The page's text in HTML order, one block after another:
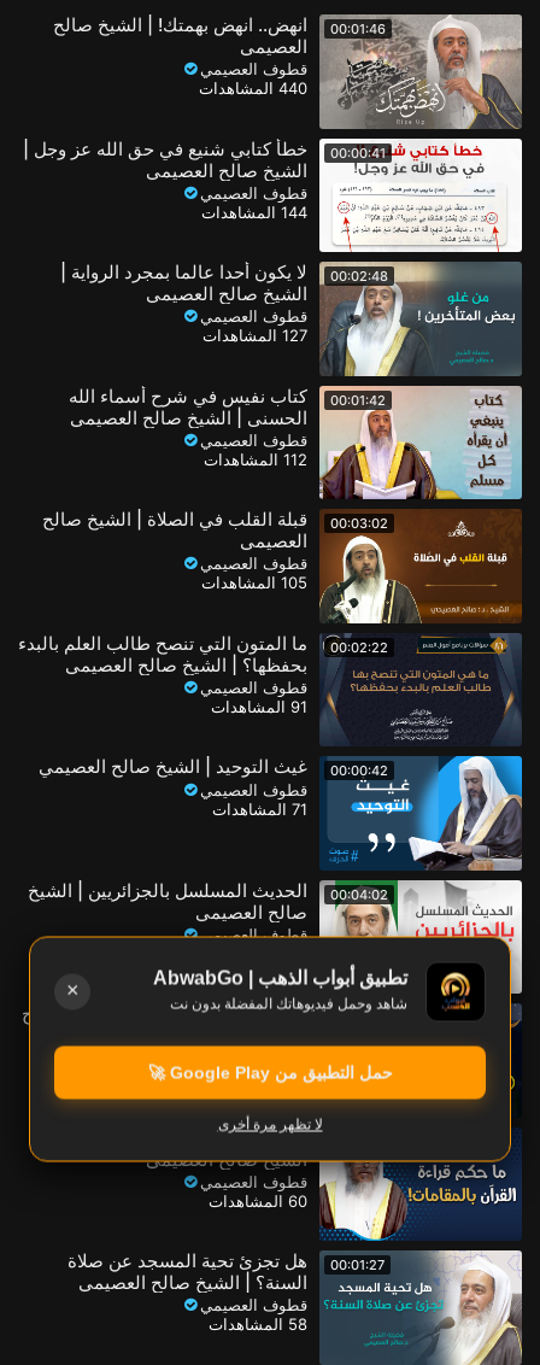
الفئة الفرعية
مقتطفات الشيخ العصيمي
00:01:46
انهض.. انهض بهمتك! | الشيخ صالح
العصيمي
قطوف العصيمي
440 المشاهدات
00:00:41
خطأ كتابي شنيع في حق الله عز وجل |
الشيخ صالح العصيمي
قطوف العصيمي
144 المشاهدات
00:02:48
لا يكون أحدا عالما بمجرد الرواية |
الشيخ صالح العصيمي
قطوف العصيمي
127 المشاهدات
00:01:42
كتاب نفيس في شرح أسماء الله
الحسنى | الشيخ صالح العصيمي
قطوف العصيمي
112 المشاهدات
00:03:02
قبلة القلب في الصلاة | الشيخ صالح
العصيمي
قطوف العصيمي
105 المشاهدات
00:02:22
ما المتون التي تنصح طالب العلم بالبدء
بحفظها؟ | الشيخ صالح العصيمي
قطوف العصيمي
91 المشاهدات
00:00:42 غيث التوحيد | الشيخ صالح العصيمي
قطوف العصيمي
71 المشاهدات
00:04:02
الحديث المسلسل بالجزائريين | الشيخ
صالح العصيمي
قطوف العصيمي
00:02:41
حكم قول (رمضان كريم) | الشيخ صالح
60 المشاهدات
ما حكم قراءة القرآن بـالمقامات؟ |
الشيخ صالح العصيمي
قطوف العصيمي
60 المشاهدات
00:01:27
هل تجزئ تحية المسجد عن صلاة
السنة؟ | الشيخ صالح العصيمي
قطوف العصيمي
58 المشاهدات
تطبيق أبواب الذهب | AbwabGo
شاهد وحمل فيديوهاتك المفضلة بدون نت
×
حمل التطبيق من Google Play 🚀
لا تظهر مرة أخرى